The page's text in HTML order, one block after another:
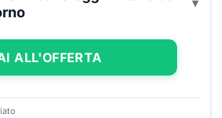
ALL'OFFERTA